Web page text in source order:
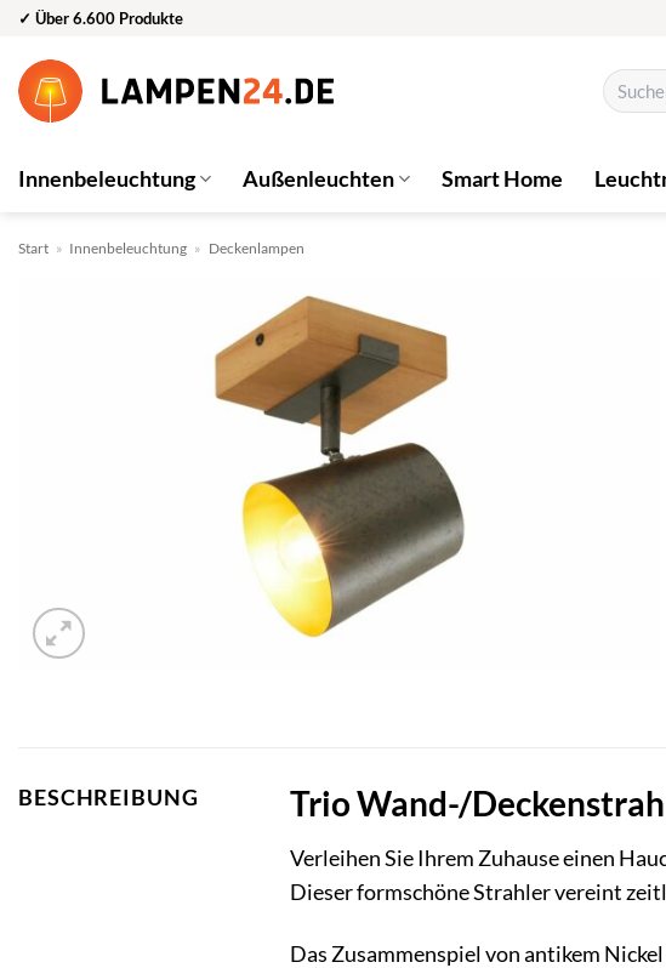
Zum
springen
✓ Über 6.600 Produkte
Suchen
nach:
Innenbeleuchtung Außenleuchten Smart Home
Start » Innenbeleuchtung » Deckenlampen
BESCHREIBUNG Trio Wand-/
Verleihen Sie Ihrem Zuhause einen
Dieser formschöne Strahler vereint
Das Zusammenspiel von antikem